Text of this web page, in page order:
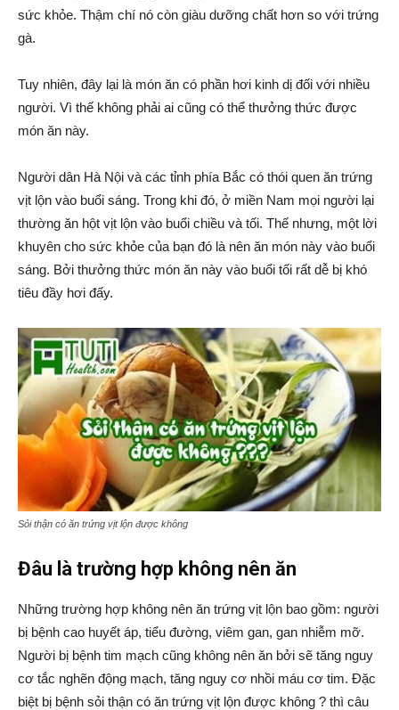
sức khỏe. Thậm chí nó còn giàu dưỡng chất hơn so với trứng
gà.
Tuy nhiên, đây lại là món ăn có phần hơi kinh dị đối với nhiều
người. Vì thế không phải ai cũng có thể thưởng thức được
món ăn này.
Người dân Hà Nội và các tỉnh phía Bắc có thói quen ăn trứng
vịt lộn vào buổi sáng. Trong khi đó, ở miền Nam mọi người lại
thường ăn hột vịt lộn vào buổi chiều và tối. Thế nhưng, một lời
khuyên cho sức khỏe của bạn đó là nên ăn món này vào buổi
sáng. Bởi thưởng thức món ăn này vào buổi tối rất dễ bị khó
tiêu đầy hơi đấy.
Sỏi thận có ăn trứng vịt lộn được không
Đâu là trường hợp không nên ăn
Những trường hợp không nên ăn trứng vịt lộn bao gồm: người
bị bệnh cao huyết áp, tiểu đường, viêm gan, gan nhiễm mỡ.
Người bị bệnh tim mạch cũng không nên ăn bởi sẽ tăng nguy
cơ tắc nghẽn động mạch, tăng nguy cơ nhồi máu cơ tim. Đặc
biệt bị bệnh sỏi thận có ăn trứng vịt lộn được không ? thì câu